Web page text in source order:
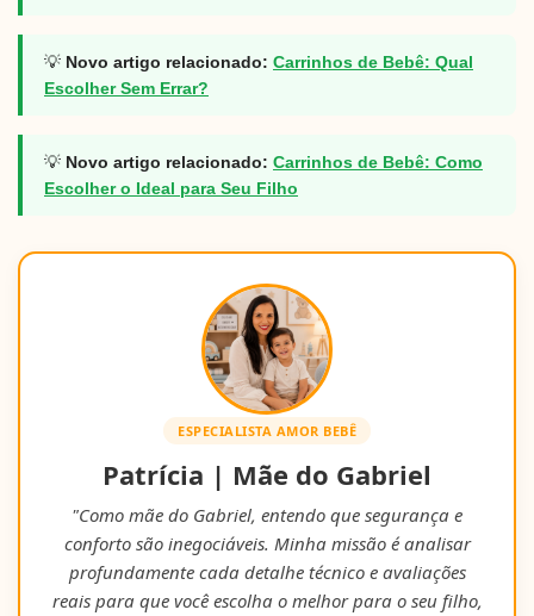
💡 Novo artigo relacionado: Carrinhos de Bebê: Qual
Escolher Sem Errar?
💡 Novo artigo relacionado: Carrinhos de Bebê: Como
Escolher o Ideal para Seu Filho
ESPECIALISTA AMOR BEBÊ
Patrícia | Mãe do Gabriel
"Como mãe do Gabriel, entendo que segurança e
conforto são inegociáveis. Minha missão é analisar
profundamente cada detalhe técnico e avaliações
reais para que você escolha o melhor para o seu filho,